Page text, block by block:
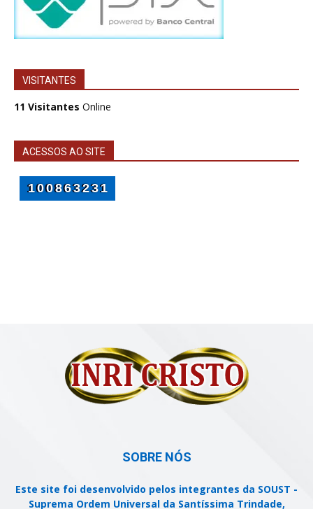
VISITANTES
11 Visitantes Online
ACESSOS AO SITE
SOBRE NÓS
Este site foi desenvolvido pelos integrantes da SOUST -
Suprema Ordem Universal da Santíssima Trindade,